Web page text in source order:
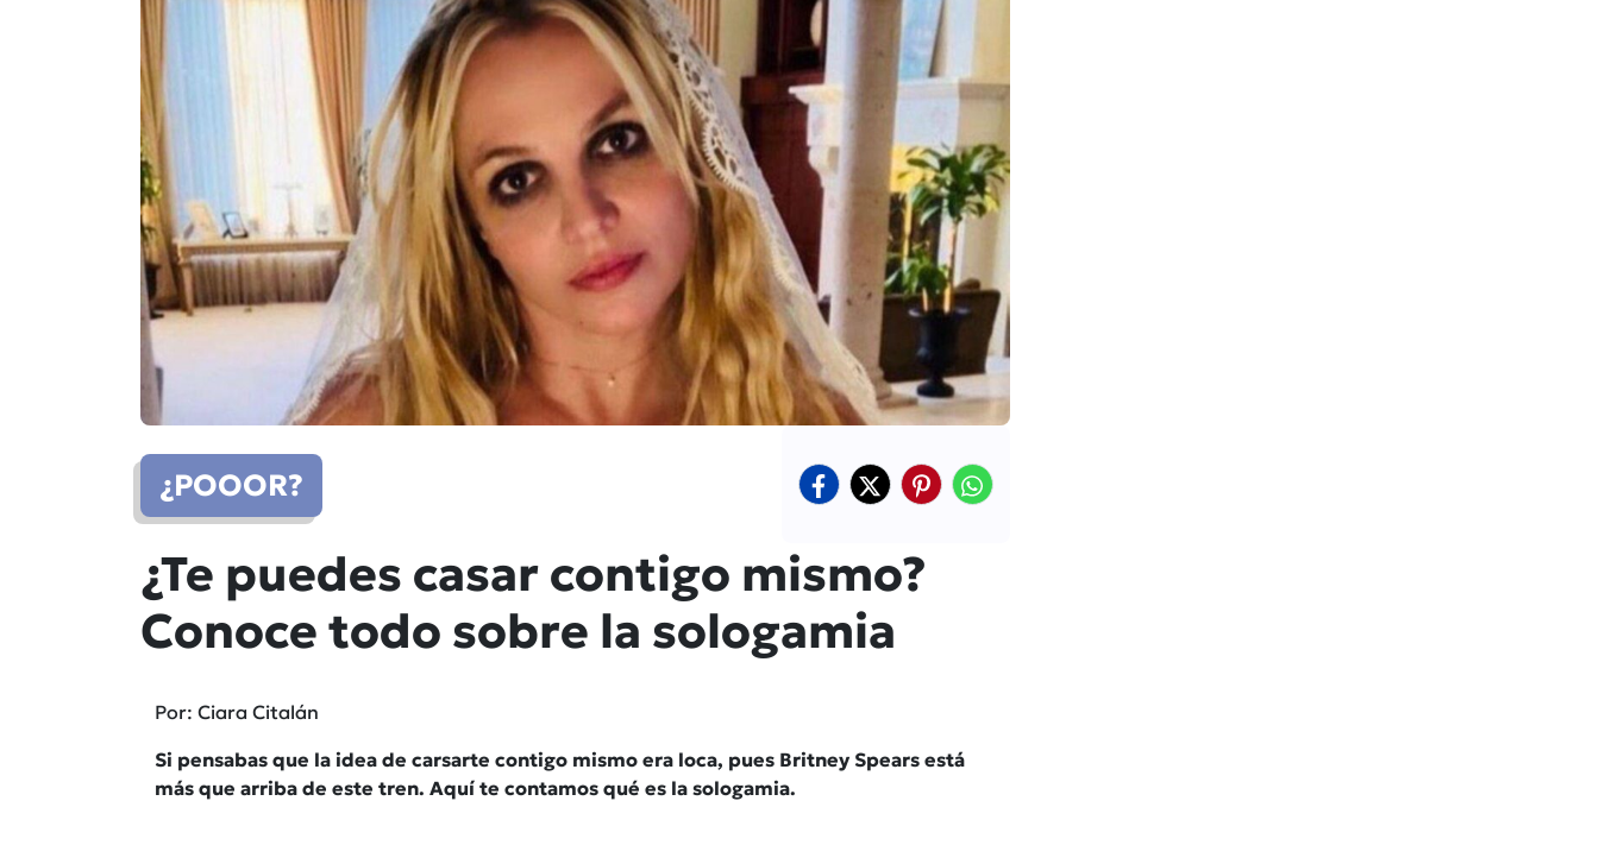
¿POOOR?
¿Te puedes casar contigo mismo?
Conoce todo sobre la sologamia
Por: Ciara Citalán
Si pensabas que la idea de carsarte contigo mismo era loca, pues Britney Spears está
más que arriba de este tren. Aquí te contamos qué es la sologamia.